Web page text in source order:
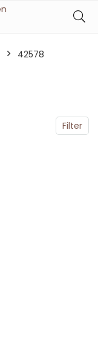
‎42578
Filter